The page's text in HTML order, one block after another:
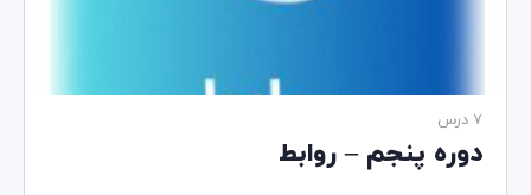
7 درس‌
دوره پنجم – روابط